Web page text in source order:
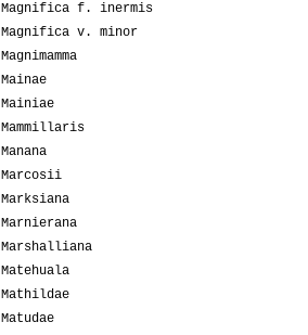
Magnifica f. inermis
Magnifica v. minor
Magnimamma
Mainae
Mainiae
Mammillaris
Manana
Marcosii
Marksiana
Marnierana
Marshalliana
Matehuala
Mathildae
Matudae